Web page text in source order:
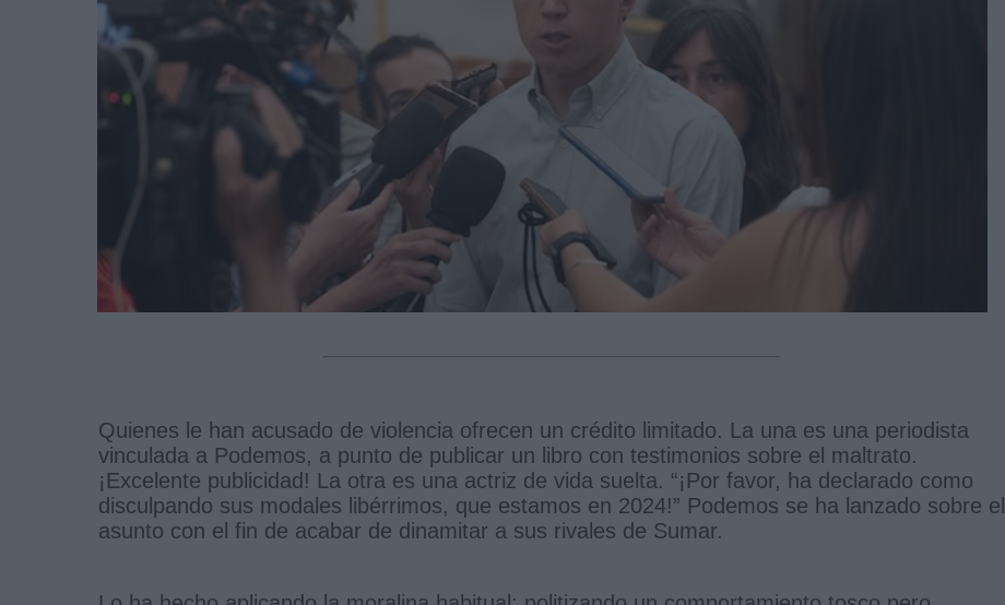
Quienes le han acusado de violencia ofrecen un crédito limitado. La una es una periodista
vinculada a Podemos, a punto de publicar un libro con testimonios sobre el maltrato.
¡Excelente publicidad! La otra es una actriz de vida suelta. “¡Por favor, ha declarado como
disculpando sus modales libérrimos, que estamos en 2024!” Podemos se ha lanzado sobre el
asunto con el fin de acabar de dinamitar a sus rivales de Sumar.